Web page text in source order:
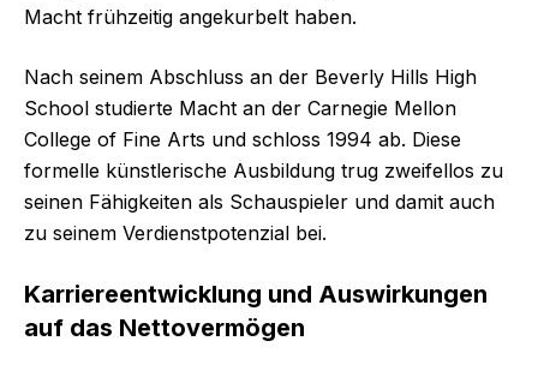
Macht frühzeitig angekurbelt haben.
Nach seinem Abschluss an der Beverly Hills High
School studierte Macht an der Carnegie Mellon
College of Fine Arts und schloss 1994 ab. Diese
formelle künstlerische Ausbildung trug zweifellos zu
seinen Fähigkeiten als Schauspieler und damit auch
zu seinem Verdienstpotenzial bei.
Karriereentwicklung und Auswirkungen
auf das Nettovermögen